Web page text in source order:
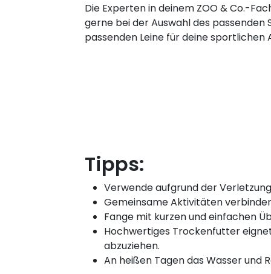
Die Experten in deinem ZOO & Co.-
gerne bei der Auswahl des passenden
passenden Leine für deine sportlichen
Tipps:
Verwende aufgrund der
Gemeinsame Aktivitäten
Fange mit kurzen und einfachen
Hochwertiges Trockenfutter
abzuziehen.
An heißen Tagen das Wasser und